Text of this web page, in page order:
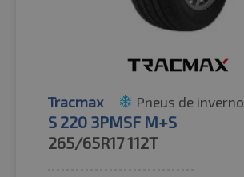
Tracmax Pneus de inverno
S 220 3PMSF M+S
265/65R17112T